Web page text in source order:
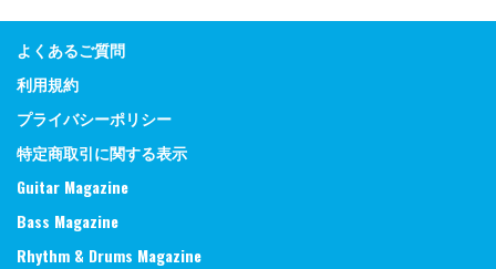
よくあるご質問
利用規約
プライバシーポリシー
特定商取引に関する表示
Guitar Magazine
Bass Magazine
Rhythm & Drums Magazine